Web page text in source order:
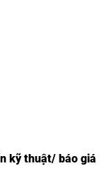
kỹ thuật/ báo giá